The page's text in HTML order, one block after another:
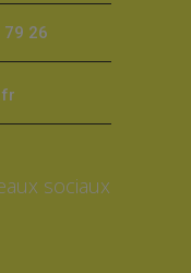
79 26
sociaux